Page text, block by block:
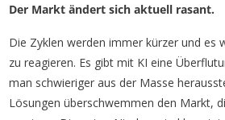
Der Markt ändert sich aktuell rasant.
Die Zyklen werden immer kürzer und es
zu reagieren. Es gibt mit KI eine
man schwieriger aus der Masse
Lösungen überschwemmen den Markt,